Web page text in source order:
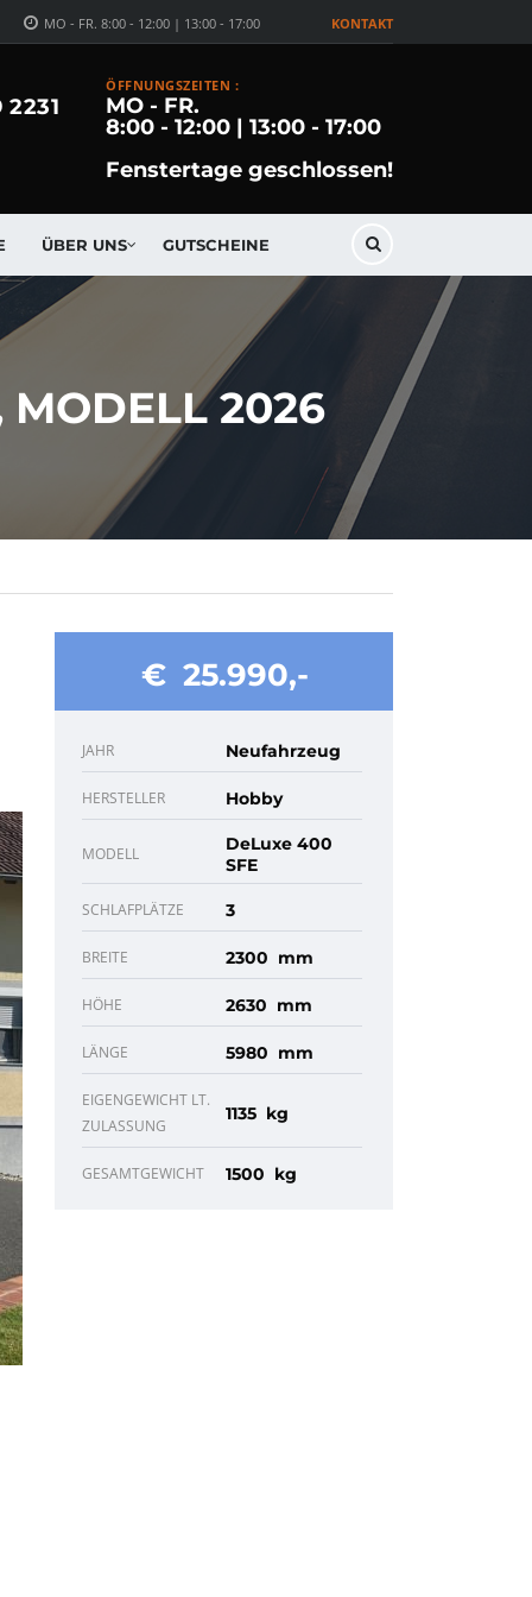
KONTAKT
MO - FR. 8:00 - 12:00 | 13:00 - 17:00
ÖFFNUNGSZEITEN :
MO - FR.
8:00 - 12:00 | 13:00 - 17:00
Fenstertage geschlossen!
2231
ÜBER UNS GUTSCHEINE
MODELL 2026
€ 25.990
JAHR Neufahrzeug
HERSTELLER Hobby
MODELL
DeLuxe 400
SFE
SCHLAFPLÄTZE 3
BREITE 2300 mm
HÖHE 2630 mm
LÄNGE 5980 mm
EIGENGEWICHT LT.
ZULASSUNG
1135 kg
GESAMTGEWICHT 1500 kg